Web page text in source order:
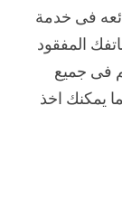
فى خدمة
المفقود
فى جميع
يمكنك اخذ